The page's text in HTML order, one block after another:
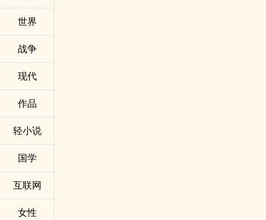
世界
战争
现代
作品
轻小说
国学
互联网
女性